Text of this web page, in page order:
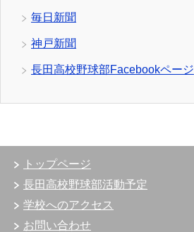
毎日新聞
神戸新聞
長田高校野球部Facebookページ
トップページ
長田高校野球部活動予定
学校へのアクセス
お問い合わせ